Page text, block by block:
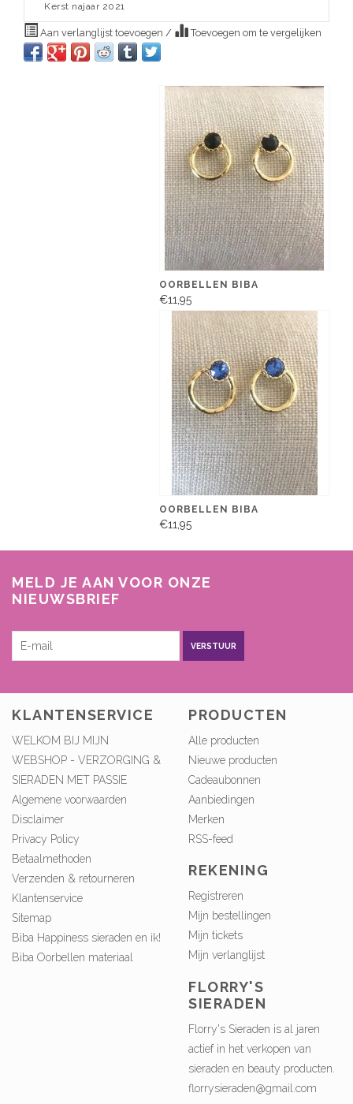
Kerst najaar 2021
Aan verlanglijst toevoegen / Toevoegen om te vergelijken
OORBELLEN BIBA
€11,95
OORBELLEN BIBA
€11,95
MELD JE AAN VOOR ONZE
NIEUWSBRIEF
VERSTUUR
KLANTENSERVICE
WELKOM BIJ MIJN
WEBSHOP - VERZORGING &
SIERADEN MET PASSIE
Algemene voorwaarden
Disclaimer
Privacy Policy
Betaalmethoden
Verzenden & retourneren
Klantenservice
Sitemap
Biba Happiness sieraden en ik!
Biba Oorbellen materiaal
PRODUCTEN
Alle producten
Nieuwe producten
Cadeaubonnen
Aanbiedingen
Merken
RSS-feed
REKENING
Registreren
Mijn bestellingen
Mijn tickets
Mijn verlanglijst
FLORRY'S
SIERADEN
Florry's Sieraden is al jaren
actief in het verkopen van
sieraden en beauty producten.
florrysieraden@gmail.com